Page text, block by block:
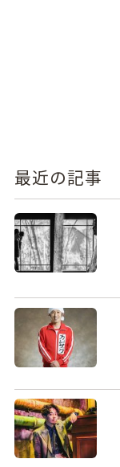
最近の記事